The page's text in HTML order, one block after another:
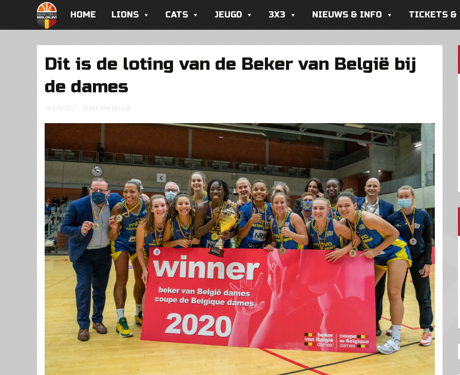
HOME LIONS CATS JEUGD 3X3 NIEUWS & INFO TICKETS &
Dit is de loting van de Beker van België bij
de dames
18 JUNI 2021 BEKER VAN BELGIË